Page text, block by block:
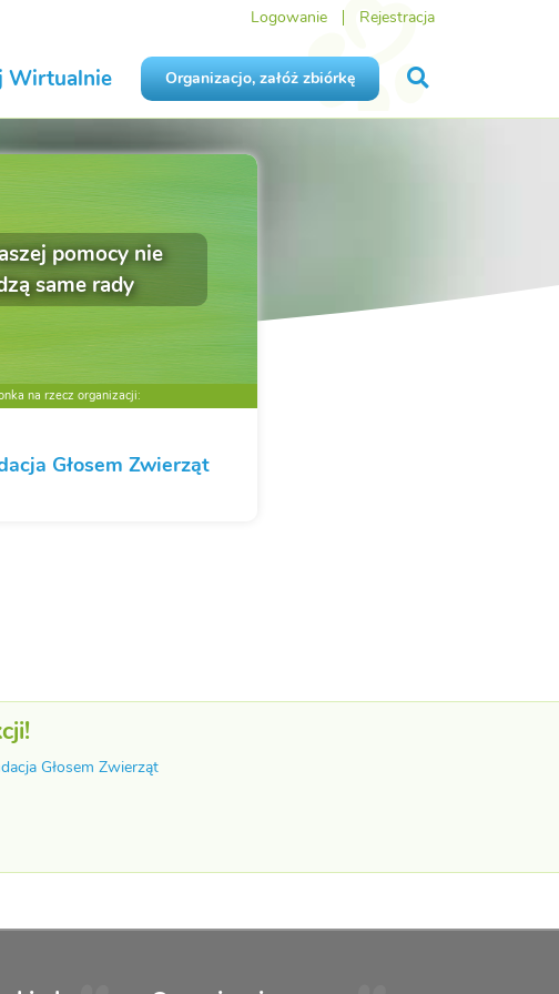
Logowanie Rejestracja
Wirtualnie Organizacjo, załóż zbiórkę
pomocy nie
same rady
na rzecz organizacji:
Głosem Zwierząt
Głosem Zwierząt